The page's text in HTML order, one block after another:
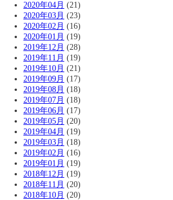
2020年04月 (21)
2020年03月 (23)
2020年02月 (16)
2020年01月 (19)
2019年12月 (28)
2019年11月 (19)
2019年10月 (21)
2019年09月 (17)
2019年08月 (18)
2019年07月 (18)
2019年06月 (17)
2019年05月 (20)
2019年04月 (19)
2019年03月 (18)
2019年02月 (16)
2019年01月 (19)
2018年12月 (19)
2018年11月 (20)
2018年10月 (20)